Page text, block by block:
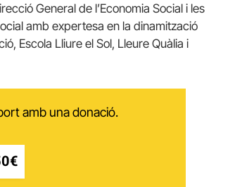
General de l’Economia Social i les
amb expertesa en la dinamització
Escola Lliure el Sol, Lleure Quàlia i
amb una donació.